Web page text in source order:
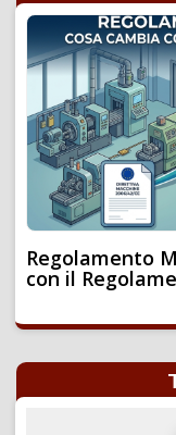
Regolamento
con il